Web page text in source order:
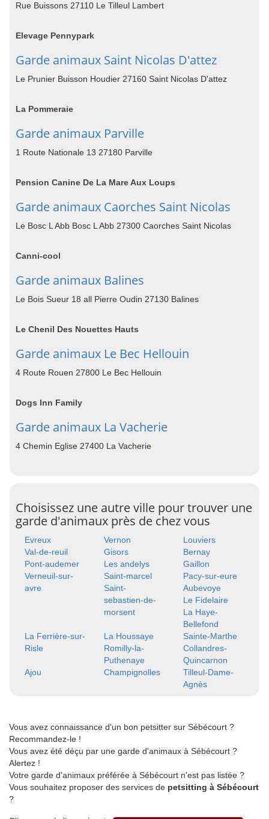
Rue Buissons 27110 Le Tilleul Lambert
Elevage Pennypark
Garde animaux Saint Nicolas D'attez
Le Prunier Buisson Houdier 27160 Saint Nicolas D'attez
La Pommeraie
Garde animaux Parville
1 Route Nationale 13 27180 Parville
Pension Canine De La Mare Aux Loups
Garde animaux Caorches Saint Nicolas
Le Bosc L Abb Bosc L Abb 27300 Caorches Saint Nicolas
Canni-cool
Garde animaux Balines
Le Bois Sueur 18 all Pierre Oudin 27130 Balines
Le Chenil Des Nouettes Hauts
Garde animaux Le Bec Hellouin
4 Route Rouen 27800 Le Bec Hellouin
Dogs Inn Family
Garde animaux La Vacherie
4 Chemin Eglise 27400 La Vacherie
Choisissez une autre ville pour trouver une
garde d'animaux près de chez vous
Evreux Vernon
Louviers
Val-de-reuil
Gisors
Bernay
Pont-audemer
Les andelys
Gaillon
Verneuil-sur-
avre
Saint-marcel
Pacy-sur-eure
Saint-
sebastien-de-
morsent
Aubevoye
Le Fidelaire
La Haye-
Bellefond
La Ferrière-sur-
Risle
La Houssaye
Sainte-Marthe
Romilly-la-
Puthenaye
Collandres-
Quincarnon
Ajou
Champignolles
Tilleul-Dame-
Agnès
Vous avez connaissance d'un bon petsitter sur Sébécourt ?
Recommandez-le !
Vous avez été déçu par une garde d'animaux à Sébécourt ?
Alertez !
Votre garde d'animaux préférée à Sébécourt n'est pas listée ?
Vous souhaitez proposer des services de petsitting à Sébécourt
?